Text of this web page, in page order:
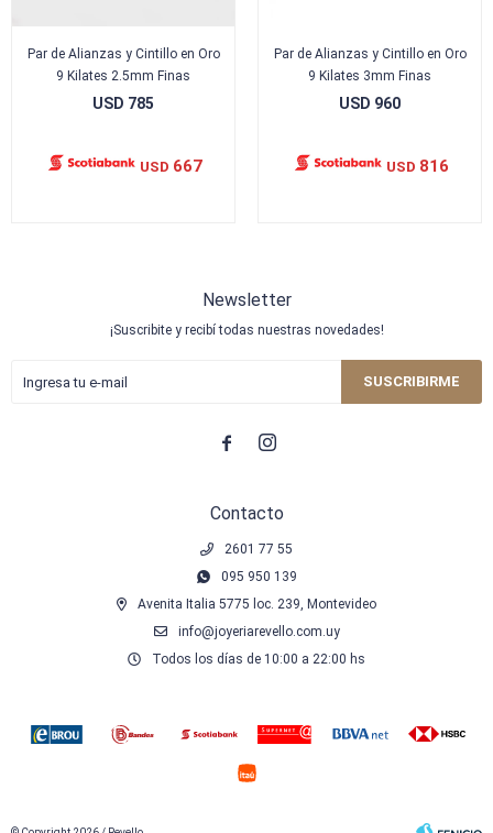
Par de Alianzas y Cintillo en Oro
9 Kilates 2.5mm Finas
USD 785
USD 667
Par de Alianzas y Cintillo en Oro
9 Kilates 3mm Finas
USD 960
USD 816
Contacto
2601 77 55
095 950 139
Avenita Italia 5775 loc. 239, Montevideo
info@joyeriarevello.com.uy
Todos los días de 10:00 a 22:00 hs
Newsletter
¡Suscribite y recibí todas nuestras novedades!
SUSCRIBIRME
 